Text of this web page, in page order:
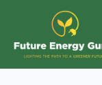
content